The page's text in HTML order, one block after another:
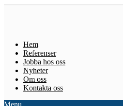
Hem
Referenser
Jobba hos oss
Nyheter
Om oss
Kontakta oss
Menu